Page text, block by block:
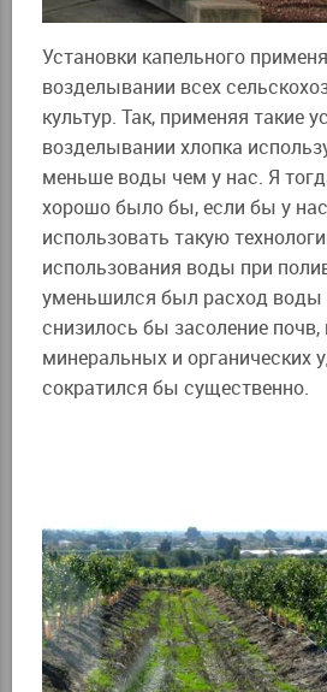
Установки капельного
возделывании всех
культур. Так, применяя такие
возделывании хлопка
меньше воды чем у нас. Я
хорошо было бы, если бы у
использовать такую
использования воды при
уменьшился был расход воды
снизилось бы засоление почв,
минеральных и органических
сократился бы существенно.